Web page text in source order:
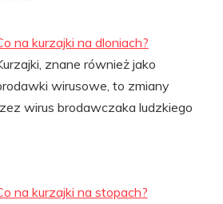
na kurzajki na dloniach?
znane również jako
wirusowe, to zmiany
wirus brodawczaka ludzkiego
na kurzajki na stopach?